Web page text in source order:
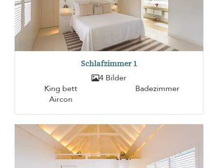
Schlafzimmer 1
4 Bilder
King bett
Badezimmer
Aircon